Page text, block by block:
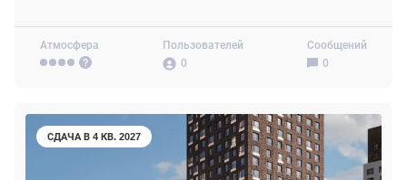
Атмосфера
Пользователей
0
Сообщений
0
СДАЧА В 4 КВ. 2027